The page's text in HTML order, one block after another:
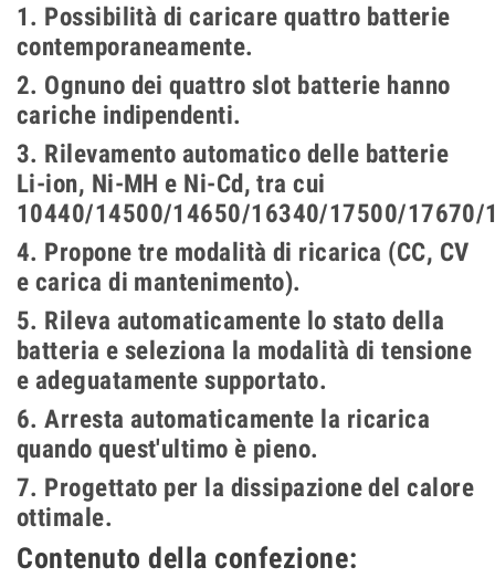
1. Possibilità di caricare quattro batterie
contemporaneamente.
2. Ognuno dei quattro slot batterie hanno
cariche indipendenti.
3. Rilevamento automatico delle batterie
Li-ion, Ni-MH e Ni-Cd, tra cui
10440/14500/14650/16340/17500/
4. Propone tre modalità di ricarica (CC, CV
e carica di mantenimento).
5. Rileva automaticamente lo stato della
batteria e seleziona la modalità di tensione
e adeguatamente supportato.
6. Arresta automaticamente la ricarica
quando quest'ultimo è pieno.
7. Progettato per la dissipazione del calore
ottimale.
Contenuto della confezione: